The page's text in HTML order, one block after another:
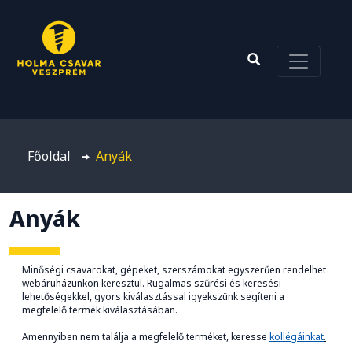
Főoldal Anyák
Anyák
Minőségi csavarokat, gépeket, szerszámokat egyszerűen rendelhet
webáruházunkon keresztül. Rugalmas szűrési és keresési
lehetőségekkel, gyors kiválasztással igyekszünk segíteni a
megfelelő termék kiválasztásában.
Amennyiben nem találja a megfelelő terméket, keresse kollégáinkat.